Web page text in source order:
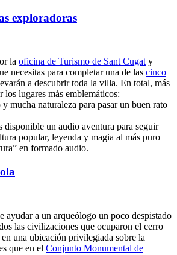
exploradoras
la oficina de Turismo de Sant Cugat y
necesitas para completar una de las cinco
a descubrir toda la villa. En total, más
los lugares más emblemáticos:
mucha naturaleza para pasar un buen rato
disponible un audio aventura para seguir
popular, leyenda y magia al más puro
en formado audio.
ayudar a un arqueólogo un poco despistado
las civilizaciones que ocuparon el cerro
una ubicación privilegiada sobre la
que en el Conjunto Monumental de